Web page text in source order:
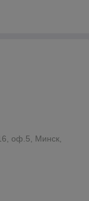
приточно-
период года
этом
энергии на
тепло «в
теплом
Этот
Рекуператоры
точные
и роторные
оф.5, Минск,